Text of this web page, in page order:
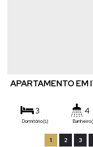
APARTAMENTO EM
3
Dormitório(s)
4
2
Vaga(s)
1 2 3